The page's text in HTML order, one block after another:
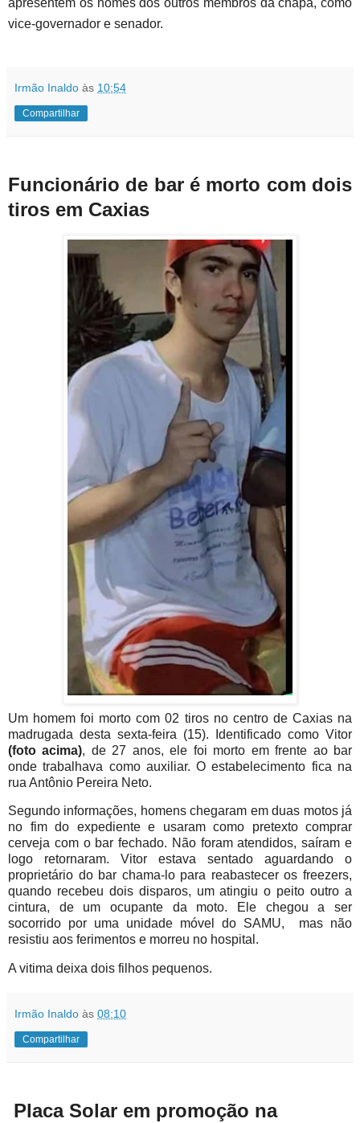
apresentem os nomes dos outros membros da chapa, como
vice-governador e senador.
Irmão Inaldo às 10:54
Compartilhar
Funcionário de bar é morto com dois
tiros em Caxias
Um homem foi morto com 02 tiros no centro de Caxias na
madrugada desta sexta-feira (15). Identificado como Vitor
(foto acima), de 27 anos, ele foi morto em frente ao bar
onde trabalhava como auxiliar. O estabelecimento fica na
rua Antônio Pereira Neto.
Segundo informações, homens chegaram em duas motos já
no fim do expediente e usaram como pretexto comprar
cerveja com o bar fechado. Não foram atendidos,saíram e
logo retornaram. Vitor estava sentado aguardando o
proprietário do bar chama-lo para reabastecerosfreezers,
quando recebeu dois disparos, um atingiu o peito outro a
cintura, de um ocupante da moto. Ele chegou a ser
socorrido por uma unidade móvel do SAMU, mas não
resistiu aos ferimentos e morreu no hospital.
A vitima deixa dois filhos pequenos.
Irmão Inaldo às 08:10
Compartilhar
Placa Solar em promoção na